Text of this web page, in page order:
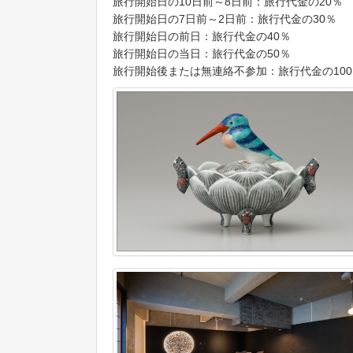
旅行開始日の7日前～2日前：旅行代金の30％
旅行開始日の前日：旅行代金の40％
旅行開始日の当日：旅行代金の50％
旅行開始後または無連絡不参加：旅行代金の